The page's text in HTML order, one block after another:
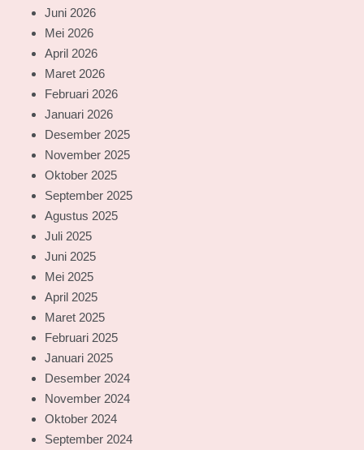
Juni 2026
Mei 2026
April 2026
Maret 2026
Februari 2026
Januari 2026
Desember 2025
November 2025
Oktober 2025
September 2025
Agustus 2025
Juli 2025
Juni 2025
Mei 2025
April 2025
Maret 2025
Februari 2025
Januari 2025
Desember 2024
November 2024
Oktober 2024
September 2024